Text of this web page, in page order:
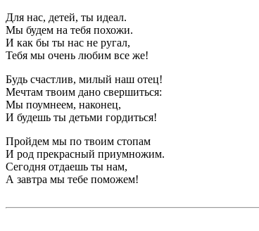
Для нас, детей, ты идеал.
Мы будем на тебя похожи.
И как бы ты нас не ругал,
Тебя мы очень любим все же!
Будь счастлив, милый наш отец!
Мечтам твоим дано свершиться:
Мы поумнеем, наконец,
И будешь ты детьми гордиться!
Пройдем мы по твоим стопам
И род прекрасный приумножим.
Сегодня отдаешь ты нам,
А завтра мы тебе поможем!